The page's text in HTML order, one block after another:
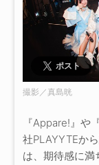
ポスト
撮影／真島晄
『Appare!』や
社PLAYYTEか
は、期待感に満